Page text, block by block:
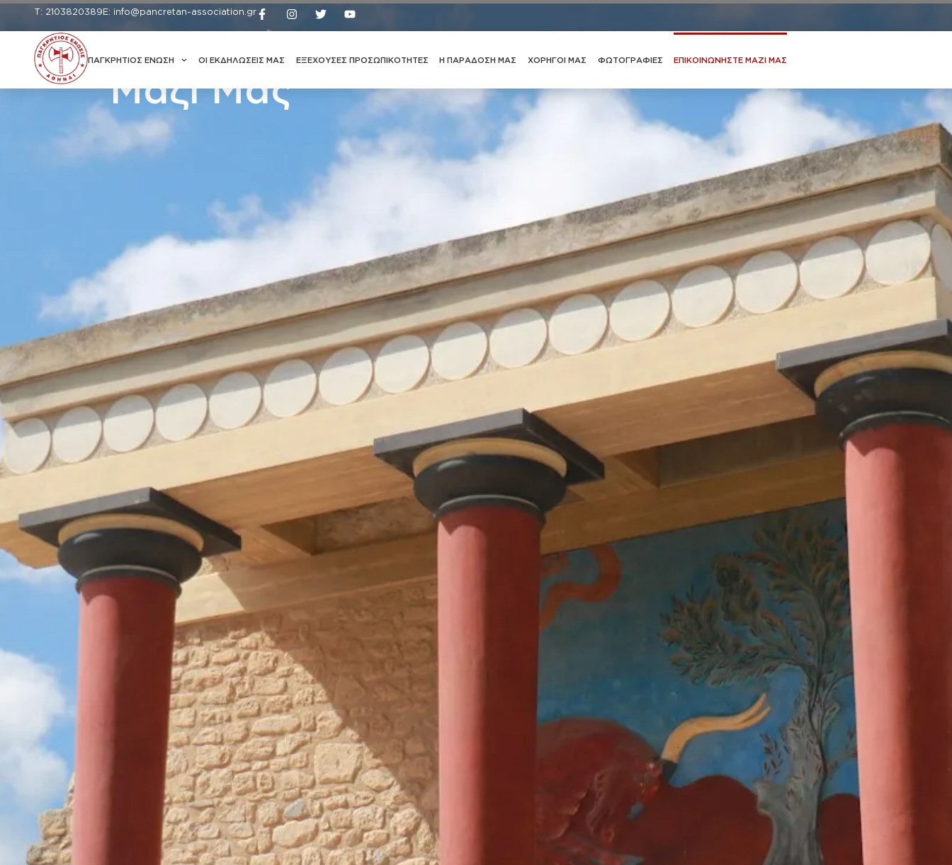
Τ: 2103820389Ε: info@pancretan-association.gr
ΠΑΓΚΡΗΤΙΟΣ ΕΝΩΣΗ ΟΙ ΕΚΔΗΛΩΣΕΙΣ ΜΑΣ ΕΞΕΧΟΥΣΕΣ ΠΡΟΣΩΠΙΚΟΤΗΤΕΣ Η ΠΑΡΑΔΟΣΗ ΜΑΣ ΧΟΡΗΓΟΙ ΜΑΣ ΦΩΤΟΓΡΑΦΙΕΣ ΕΠΙΚΟΙΝΩΝΗΣΤΕ ΜΑΖΙ ΜΑΣ
Επικοινωνήστε
Μαζί Μας